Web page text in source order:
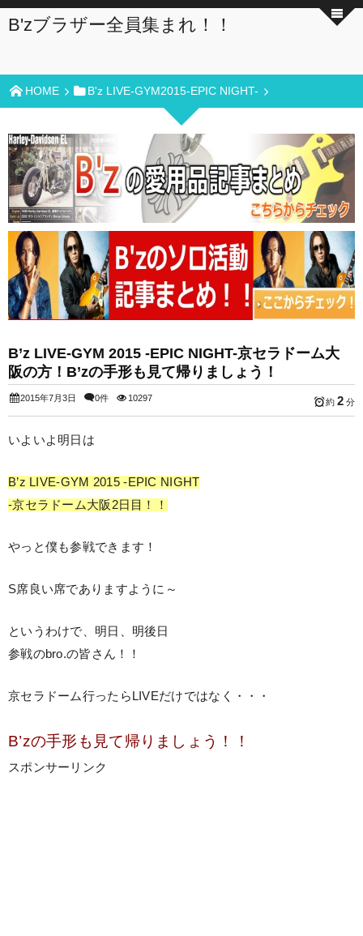
B'zブラザー全員集まれ！！
HOME B'z LIVE-GYM2015-EPIC NIGHT-
B’z LIVE-GYM 2015 -EPIC NIGHT-京セラドーム大
阪の方！B’zの手形も見て帰りましょう！
2015年7月3日 0件 10297 約 2 分
いよいよ明日は
B’z LIVE-GYM 2015 -EPIC NIGHT
-京セラドーム大阪2日目！！
やっと僕も参戦できます！
S席良い席でありますように～
というわけで、明日、明後日
参戦のbro.の皆さん！！
京セラドーム行ったらLIVEだけではなく・・・
B’zの手形も見て帰りましょう！！
スポンサーリンク